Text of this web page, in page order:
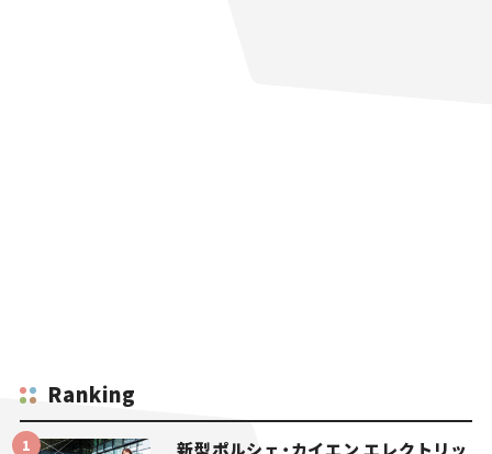
Ranking
新型ポルシェ・カイエン エレクトリッ